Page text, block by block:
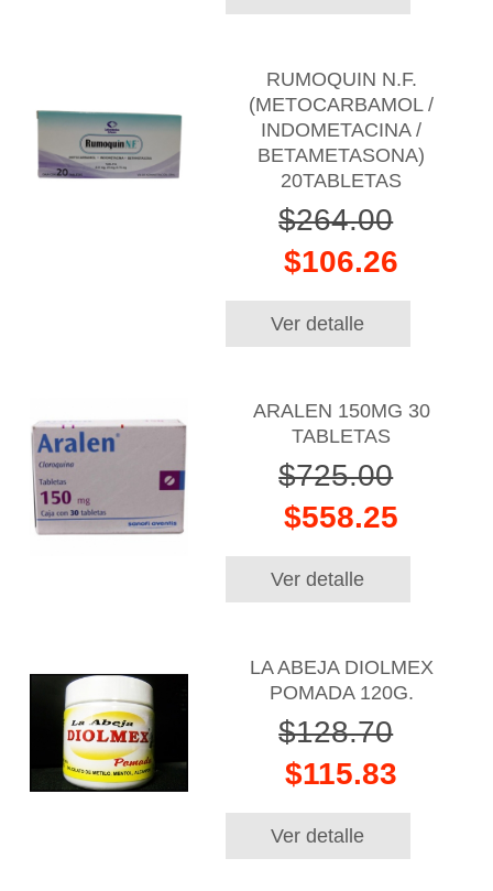
RUMOQUIN N.F.
(METOCARBAMOL /
INDOMETACINA /
BETAMETASONA)
20TABLETAS
$264.00
$106.26
Ver detalle
ARALEN 150MG 30
TABLETAS
$725.00
$558.25
Ver detalle
LA ABEJA DIOLMEX
POMADA 120G.
$128.70
$115.83
Ver detalle